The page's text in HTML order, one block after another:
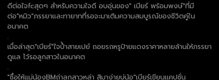
ดีต่อใจfcสุดๆ สำหรับความใจดี อบอุ่นของ" เบียร์ พร้อมพงษ์"ที่มี
ต่อ"หมิว"ภรรยาและทายาทที่รอจะมาเติมความสมบูรณ์ของชีวิตคู่ใน
อนาคต
.
เมื่อล่าสุด"เบียร์"ใจป้ำสายเปย์ ถอยรถหรูป้ายแดงราคาหลายล้านให้ภรรยา
ดูแล ไว้รอลูกสาวในอนาคต
.
"ซื้อให้แม่น้องBMถ่าลูกสาวหล่า สิมาง่ายบ่น้อ"เบียร์เขียนแคปชั่น